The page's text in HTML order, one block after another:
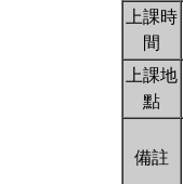
上課時
間
上課地
點
備註